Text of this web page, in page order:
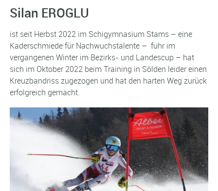
Silan EROGLU
ist seit Herbst 2022 im Schigymnasium Stams – eine
Kaderschmiede für Nachwuchstalente – fuhr im
vergangenen Winter im Bezirks- und Landescup – hat
sich im Oktober 2022 beim Training in Sölden leider einen
Kreuzbandriss zugezogen und hat den harten Weg zurück
erfolgreich gemacht.